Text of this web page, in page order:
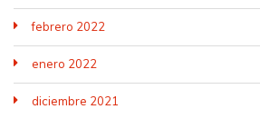
febrero 2022
enero 2022
diciembre 2021